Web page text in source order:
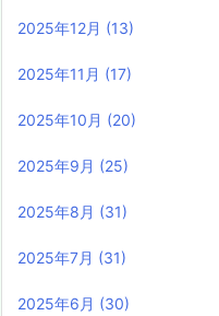
2025年12月 (13)
2025年11月 (17)
2025年10月 (20)
2025年9月 (25)
2025年8月 (31)
2025年7月 (31)
2025年6月 (30)